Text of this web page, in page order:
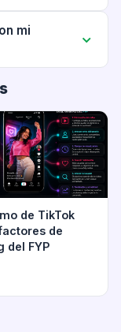
mi
de TikTok
de
del FYP